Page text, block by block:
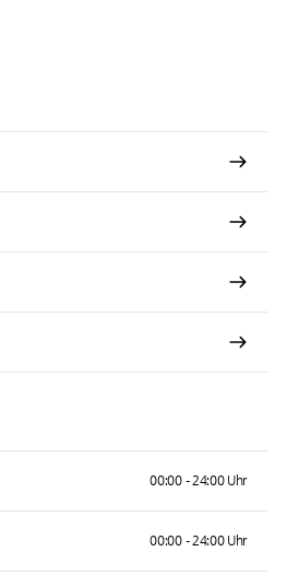
00:00 - 24:00 Uhr
00:00 - 24:00 Uhr